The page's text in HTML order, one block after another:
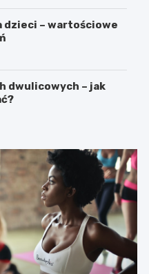
dzieci – wartościowe
dwulicowych – jak